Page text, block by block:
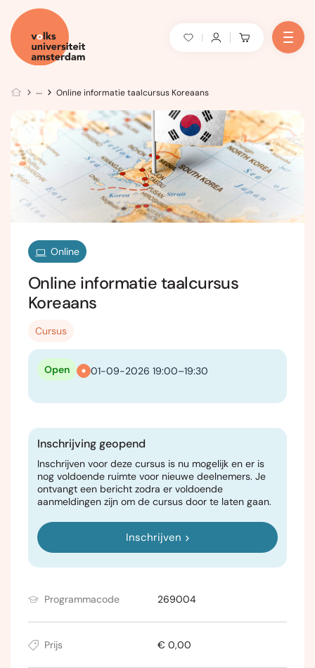
Online informatie taalcursus Koreaans
Online
Online informatie taalcursus
Koreaans
Cursus
01-09-2026 19:00–19:30
Open
Inschrijving geopend
Inschrijven voor deze cursus is nu mogelijk en er is
nog voldoende ruimte voor nieuwe deelnemers. Je
ontvangt een bericht zodra er voldoende
aanmeldingen zijn om de cursus door te laten gaan.
Inschrijven
Programmacode 269004
Prijs € 0,00